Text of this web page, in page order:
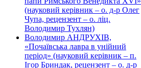
(науковий керівник – о. д-р Олег
Чупа, рецензент – о. ліц.
Володимир Тухлян)
Володимир АНДРУХІВ,
«Почаївська лавра в унійний
період» (науковий керівник – п.
Ігор Бриндак, рецензент – о. д-р